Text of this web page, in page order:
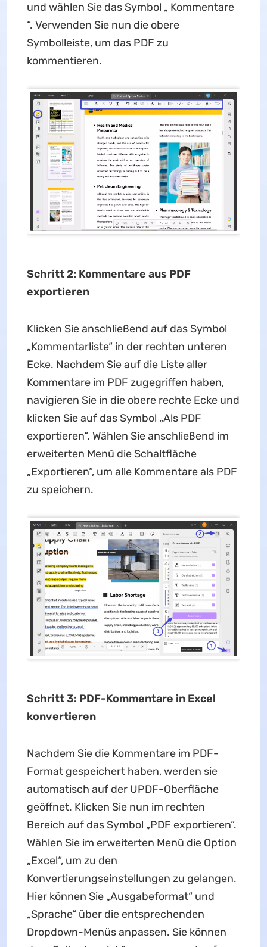
und wählen Sie das Symbol „ Kommentare
“. Verwenden Sie nun die obere
Symbolleiste, um das PDF zu
kommentieren.
Schritt 2: Kommentare aus PDF
exportieren
Klicken Sie anschließend auf das Symbol
„Kommentarliste“ in der rechten unteren
Ecke. Nachdem Sie auf die Liste aller
Kommentare im PDF zugegriffen haben,
navigieren Sie in die obere rechte Ecke und
klicken Sie auf das Symbol „Als PDF
exportieren“. Wählen Sie anschließend im
erweiterten Menü die Schaltfläche
„Exportieren“, um alle Kommentare als PDF
zu speichern.
Schritt 3: PDF-Kommentare in Excel
konvertieren
Nachdem Sie die Kommentare im PDF-
Format gespeichert haben, werden sie
automatisch auf der UPDF-Oberfläche
geöffnet. Klicken Sie nun im rechten
Bereich auf das Symbol „PDF exportieren“.
Wählen Sie im erweiterten Menü die Option
„Excel“, um zu den
Konvertierungseinstellungen zu gelangen.
Hier können Sie „Ausgabeformat“ und
„Sprache“ über die entsprechenden
Dropdown-Menüs anpassen. Sie können